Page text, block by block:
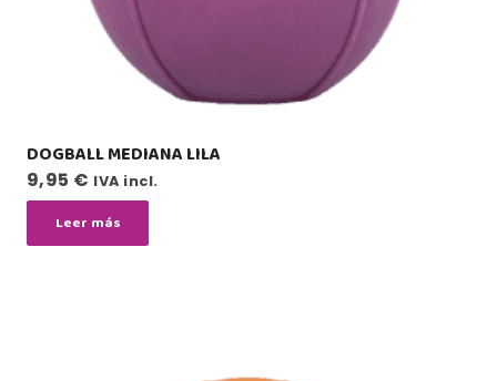
DOGBALL MEDIANA LILA
9,95 € IVA incl.
Leer más